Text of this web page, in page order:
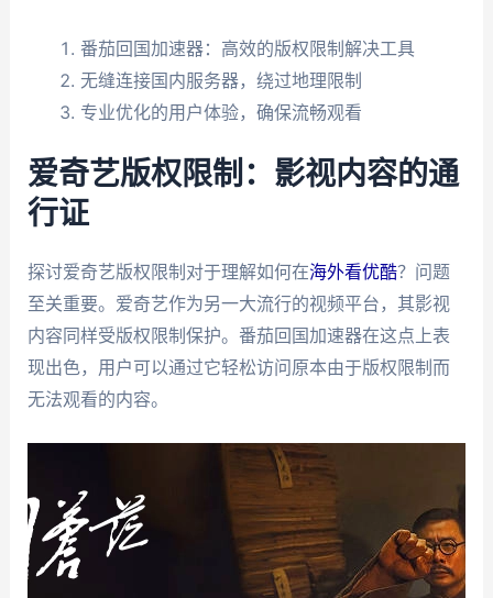
番茄回国加速器：高效的版权限制解决工具
无缝连接国内服务器，绕过地理限制
专业优化的用户体验，确保流畅观看
爱奇艺版权限制：影视内容的通
行证
探讨爱奇艺版权限制对于理解如何在海外看优酷？问题
至关重要。爱奇艺作为另一大流行的视频平台，其影视
内容同样受版权限制保护。番茄回国加速器在这点上表
现出色，用户可以通过它轻松访问原本由于版权限制而
无法观看的内容。